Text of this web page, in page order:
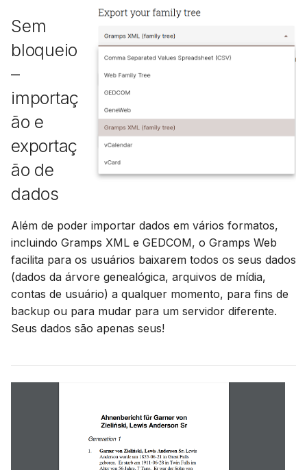
Sem
bloqueio
–
importaç
ão e
exportaç
ão de
dados
Além de poder importar dados em vários formatos,
incluindo Gramps XML e GEDCOM, o Gramps Web
facilita para os usuários baixarem todos os seus dados
(dados da árvore genealógica, arquivos de mídia,
contas de usuário) a qualquer momento, para fins de
backup ou para mudar para um servidor diferente.
Seus dados são apenas seus!